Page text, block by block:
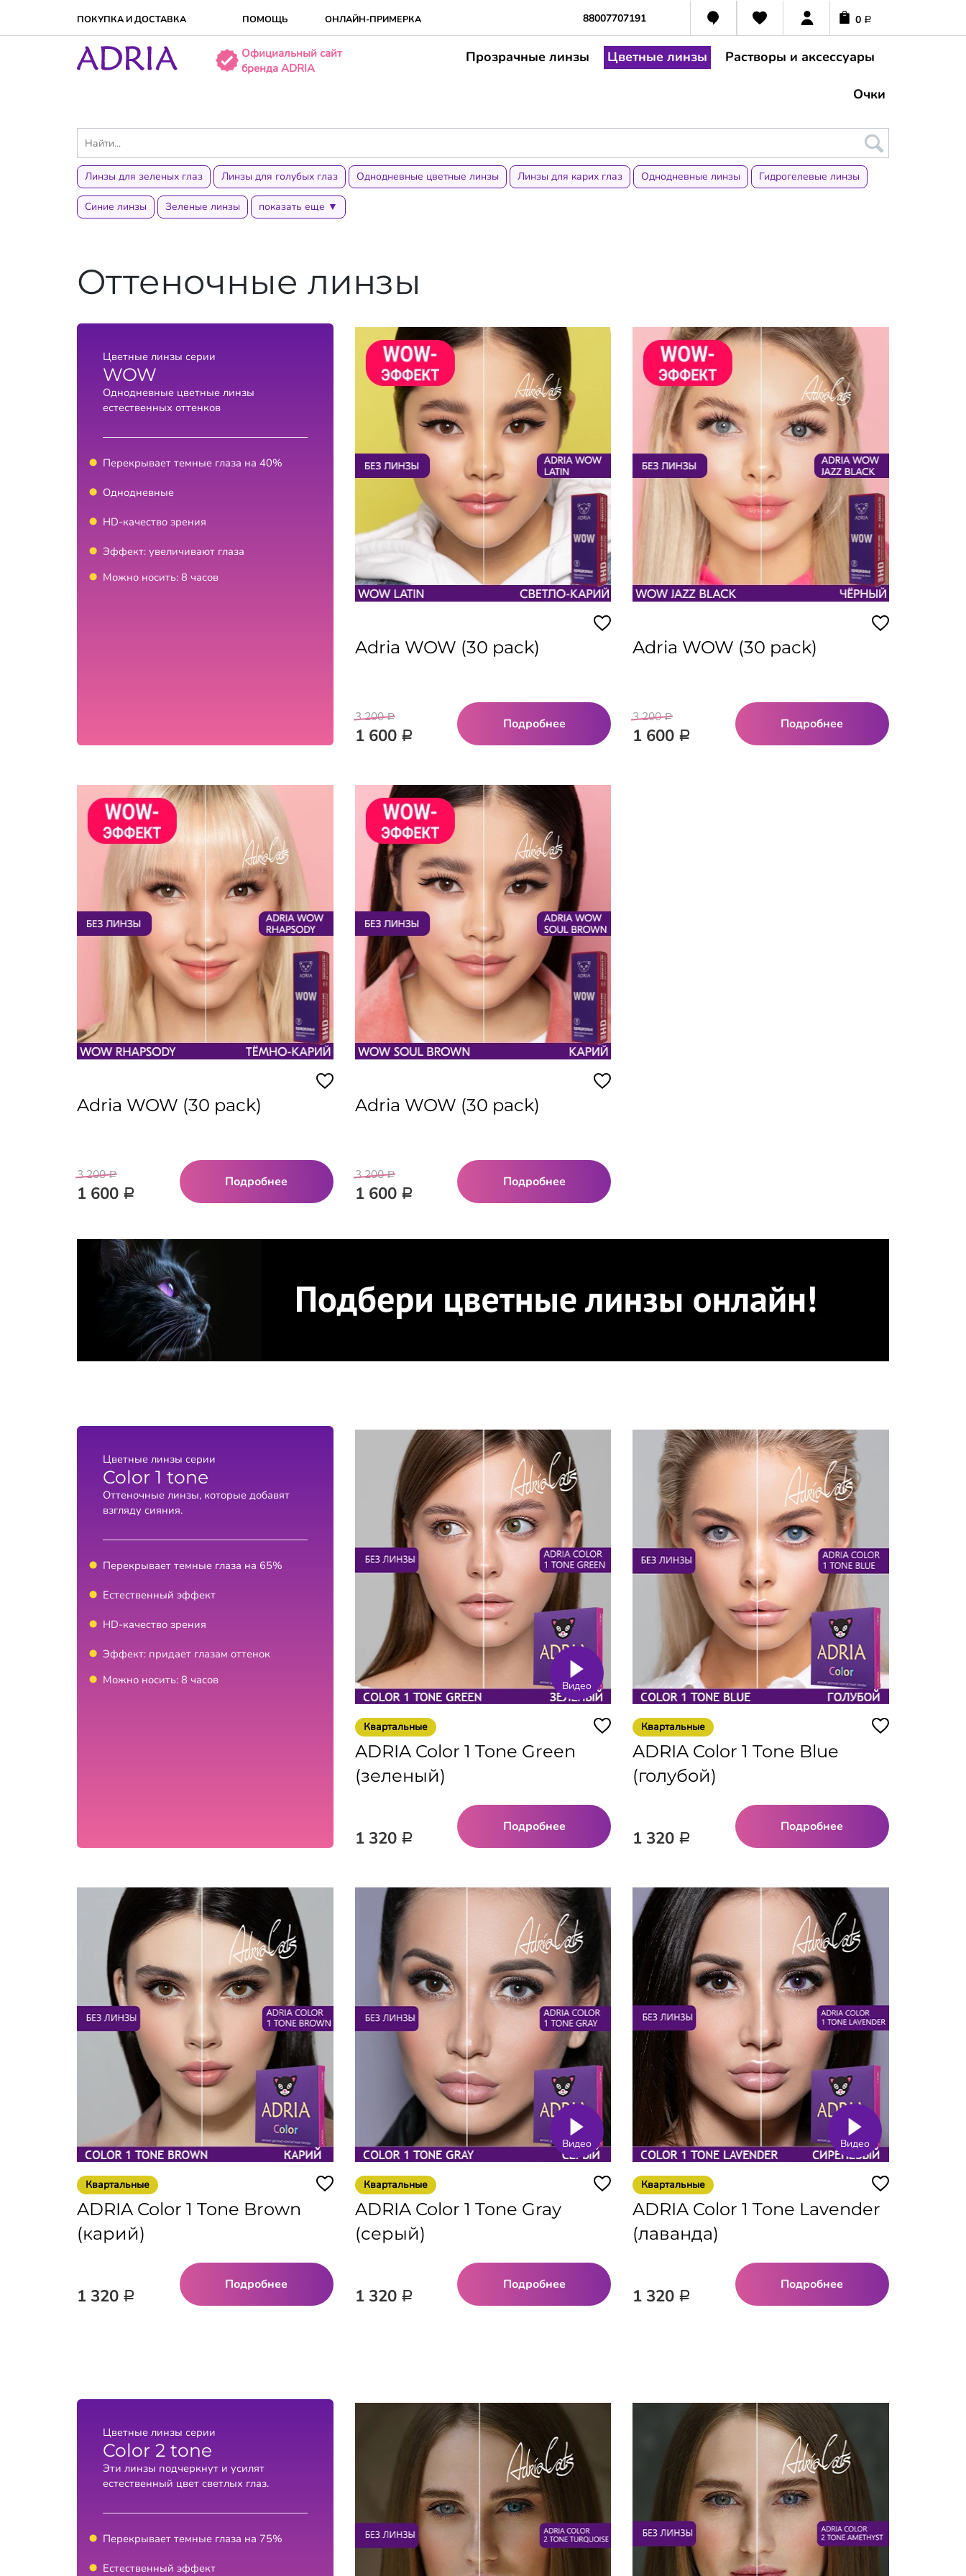
ПОКУПКА И ДОСТАВКA ПОМОЩЬ ОНЛАЙН-ПРИМЕРКА 88007707191 0 Р
Официальный сайт
бренда ADRIA
Прозрачные линзы Цветные линзы Растворы и аксессуары
Очки
Линзы для зеленых глаз Линзы для голубых глаз Однодневные цветные линзы Линзы для карих глаз Однодневные линзы Гидрогелевые линзы
Синие линзы Зеленые линзы показать еще ▼
Оттеночные линзы
Цветные линзы серии
WOW
Однодневные цветные линзы
естественных оттенков
Перекрывает темные глаза на 40%
Однодневные
HD-качество зрения
Эффект: увеличивают глаза
Можно носить: 8 часов
Adria WOW (30 pack)
3 200 Р
1 600 Р
Подробнее
Adria WOW (30 pack)
3 200 Р
1 600 Р
Подробнее
Adria WOW (30 pack)
3 200 Р
1 600 Р
Подробнее
Adria WOW (30 pack)
3 200 Р
1 600 Р
Подробнее
Цветные линзы серии
Color 1 tone
Оттеночные линзы, которые добавят
взгляду сияния.
Перекрывает темные глаза на 65%
Естественный эффект
HD-качество зрения
Эффект: придает глазам оттенок
Можно носить: 8 часов
Видео
Квартальные
ADRIA Color 1 Tone Green
(зеленый)
1 320 Р
Подробнее
Квартальные
ADRIA Color 1 Tone Blue
(голубой)
1 320 Р
Подробнее
Квартальные
ADRIA Color 1 Tone Brown
(карий)
1 320 Р
Подробнее
Видео
Квартальные
ADRIA Color 1 Tone Gray
(серый)
1 320 Р
Подробнее
Видео
Квартальные
ADRIA Color 1 Tone Lavender
(лаванда)
1 320 Р
Подробнее
Цветные линзы серии
Color 2 tone
Эти линзы подчеркнут и усилят
естественный цвет светлых глаз.
Перекрывает темные глаза на 75%
Естественный эффект